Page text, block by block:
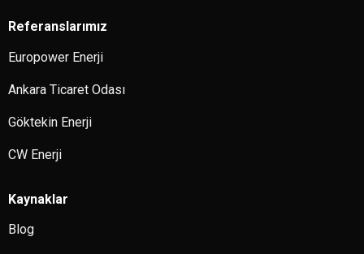
Referanslarımız
Europower Enerji
Ankara Ticaret Odası
Göktekin Enerji
CW Enerji
Kaynaklar
Blog